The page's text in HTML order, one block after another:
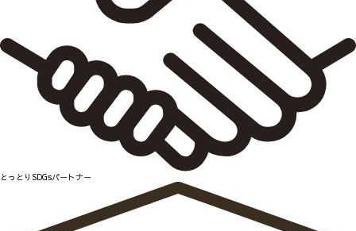
とっとりSDGsパートナー